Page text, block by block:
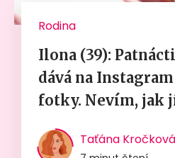
Rodina
Ilona (39):
dává na
fotky. Nevím, jak
Taťána Kročková